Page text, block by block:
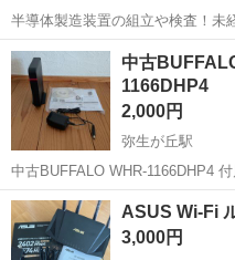
半導体製造装置の組立や検査！
中★ワンルーム寮完備！赴任旅費
車場あり！正社員登用あり！《熊本県菊池
仕事 ◇半導体製造装置の組立...
熊本 その他
中古
1166DHP4
2,000円
弥生が丘駅
中古BUFFALO WHR-1166DHP4 付属品
くなったため出品します。動作確認済みです。 【
体、純正ACアダプター、LANケ
明書、セッ...
佐賀 鳥栖市
ASUS Wi-Fi
3,000円